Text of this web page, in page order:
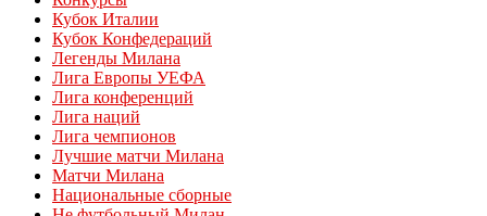
Кубок Италии
Кубок Конфедераций
Легенды Милана
Лига Европы УЕФА
Лига конференций
Лига наций
Лига чемпионов
Лучшие матчи Милана
Матчи Милана
Национальные сборные